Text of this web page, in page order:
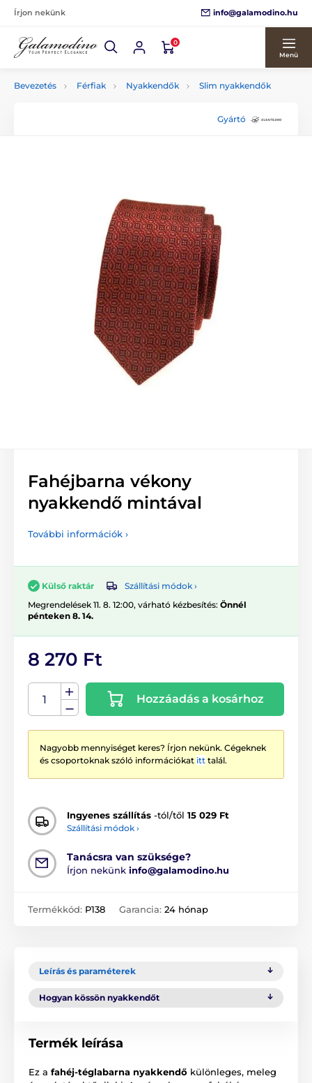
Írjon nekünk info@galamodino.hu
0
Menü
Bevezetés Férfiak Nyakkendők Slim nyakkendők
Gyártó
Fahéjbarna vékony
nyakkendő mintával
További információk ›
Külső raktár
Szállítási módok ›
Megrendelések 11. 8. 12:00, várható kézbesítés: Önnél
pénteken 8. 14.
8 270 Ft
Hozzáadás a kosárhoz
Nagyobb mennyiséget keres? Írjon nekünk. Cégeknek
és csoportoknak szóló információkat itt talál.
Ingyenes szállítás -tól/től 15 029 Ft
Szállítási módok ›
Tanácsra van szüksége?
Írjon nekünk info@galamodino.hu
Termékkód: P138 Garancia: 24 hónap
Leírás és paraméterek
Hogyan kössön nyakkendőt
Termék leírása
Ez a fahéj-téglabarna nyakkendő különleges, meleg